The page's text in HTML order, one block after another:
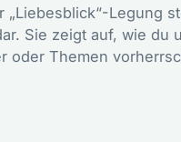
„Liebesblick“-Legung
Sie zeigt auf, wie
oder Themen